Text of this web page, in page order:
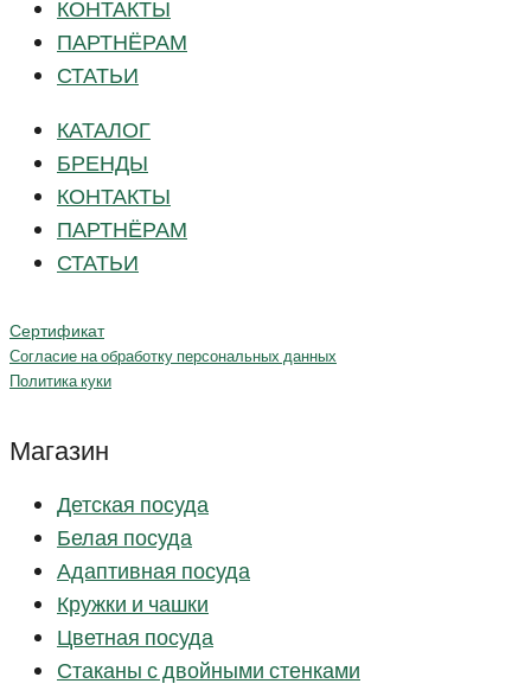
КОНТАКТЫ
ПАРТНЁРАМ
СТАТЬИ
КАТАЛОГ
БРЕНДЫ
КОНТАКТЫ
ПАРТНЁРАМ
СТАТЬИ
Сертификат
Согласие на обработку персональных данных
Политика куки
Магазин
Детская посуда
Белая посуда
Адаптивная посуда
Кружки и чашки
Цветная посуда
Стаканы с двойными стенками